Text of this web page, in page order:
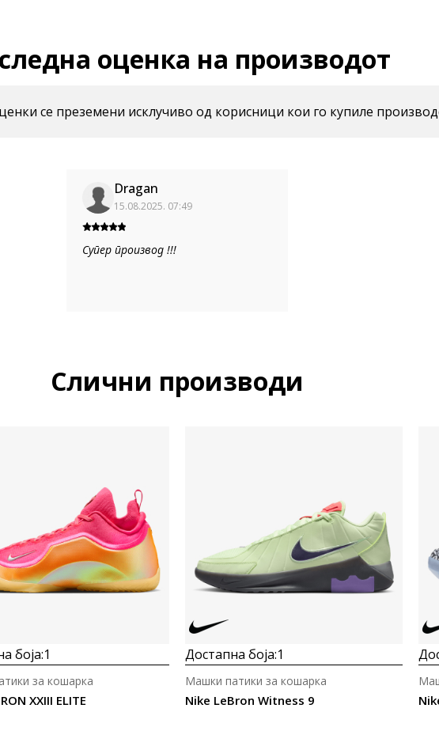
оценка на производот
се преземени исклучиво од корисници кои го купиле
Dragan
15.08.2025. 07:49
Супер производ !!!
Слични производи
боја:1
XXIII ELITE
за кошарка
Достапна боја:1
Nike LeBron Witness 9
Машки патики за кошарка